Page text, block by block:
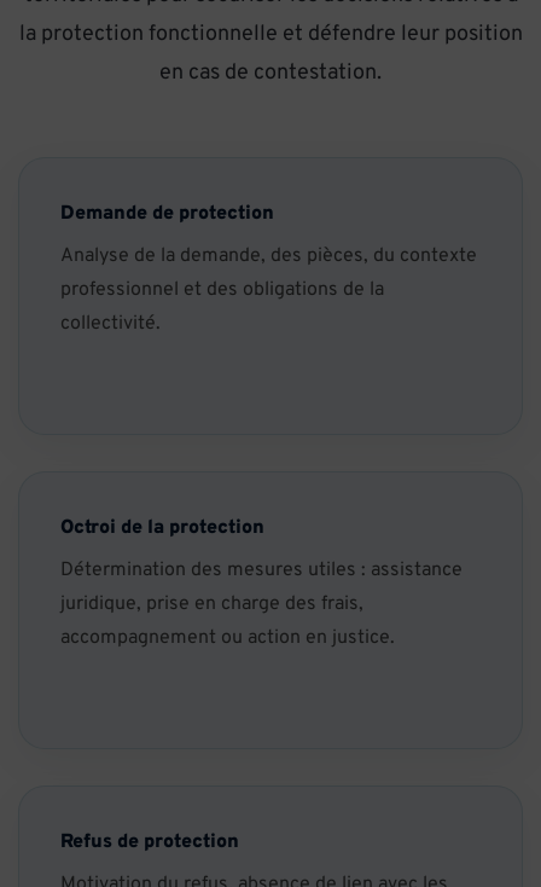
la protection fonctionnelle et défendre leur position
en cas de contestation.
Demande de protection
Analyse de la demande, des pièces, du contexte
professionnel et des obligations de la
collectivité.
Octroi de la protection
Détermination des mesures utiles : assistance
juridique, prise en charge des frais,
accompagnement ou action en justice.
Refus de protection